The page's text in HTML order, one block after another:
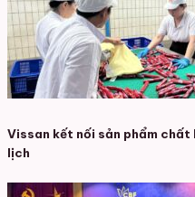
Vissan kết nối sản phẩm
lịch